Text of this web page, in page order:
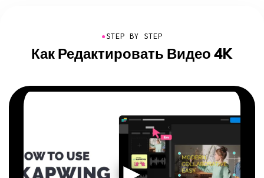
●STEP BY STEP
Как Редактировать Видео 4K